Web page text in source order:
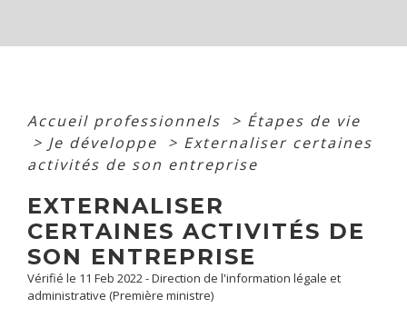
Accueil professionnels > Étapes de vie
> Je développe > Externaliser certaines
activités de son entreprise
EXTERNALISER
CERTAINES ACTIVITÉS DE
SON ENTREPRISE
Vérifié le 11 Feb 2022 - Direction de l'information légale et
administrative (Première ministre)